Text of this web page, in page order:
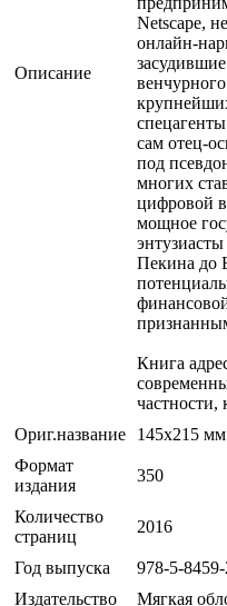
Описание
Netscape,
онлайн-
сам отец-
под
многих
цифровой
мощное
Пекина до
Книга
Ориг.название
145х215
Формат
издания
350
Количество
страниц
2016
Год выпуска
978-5-
Издательство
Мягкая